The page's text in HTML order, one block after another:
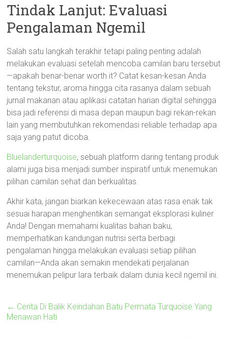
Tindak Lanjut: Evaluasi
Pengalaman Ngemil
Salah satu langkah terakhir tetapi paling penting adalah
melakukan evaluasi setelah mencoba camilan baru tersebut
—apakah benar-benar worth it? Catat kesan-kesan Anda
tentang tekstur, aroma hingga cita rasanya dalam sebuah
jurnal makanan atau aplikasi catatan harian digital sehingga
bisa jadi referensi di masa depan maupun bagi rekan-rekan
lain yang membutuhkan rekomendasi reliable terhadap apa
saja yang patut dicoba.
Bluelanderturquoise, sebuah platform daring tentang produk
alami juga bisa menjadi sumber inspiratif untuk menemukan
pilihan camilan sehat dan berkualitas.
Akhir kata, jangan biarkan kekecewaan atas rasa enak tak
sesuai harapan menghentikan semangat eksplorasi kuliner
Anda! Dengan memahami kualitas bahan baku,
memperhatikan kandungan nutrisi serta berbagi
pengalaman hingga melakukan evaluasi setiap pilihan
camilan—Anda akan semakin mendekati perjalanan
menemukan pelipur lara terbaik dalam dunia kecil ngemil ini.
← Cerita Di Balik Keindahan Batu Permata Turquoise Yang
Menawan Hati